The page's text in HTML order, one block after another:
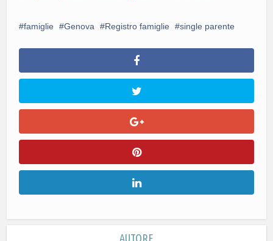
famiglie Genova Registro famiglie single parente
AUTORE